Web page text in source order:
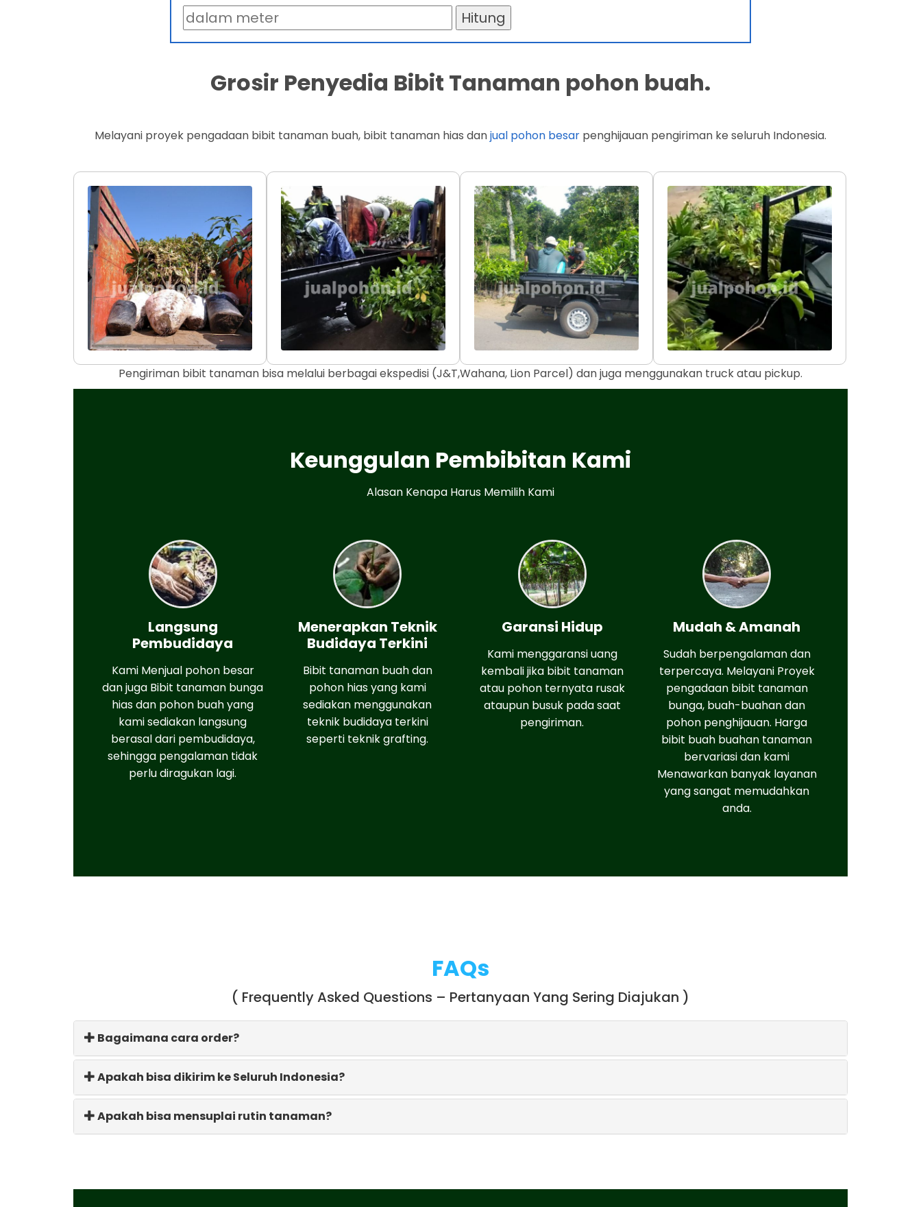
Hitung
Grosir Penyedia Bibit Tanaman pohon buah.
Melayani proyek pengadaan bibit tanaman buah, bibit tanaman hias danjual pohon besar penghijauan pengiriman ke seluruh Indonesia.
Pengiriman bibit tanaman bisa melalui berbagai ekspedisi (J&T,Wahana, Lion Parcel) dan juga menggunakan truck atau pickup.
Keunggulan Pembibitan Kami
Alasan Kenapa Harus Memilih Kami
Langsung
Pembudidaya
Kami Menjual pohon besar
dan juga Bibit tanaman bunga
hias dan pohon buah yang
kami sediakan langsung
berasal dari pembudidaya,
sehingga pengalaman tidak
perlu diragukan lagi.
Menerapkan Teknik
Budidaya Terkini
Bibit tanaman buah dan
pohon hias yang kami
sediakan menggunakan
teknik budidaya terkini
seperti teknik grafting.
Garansi Hidup
Kami menggaransi uang
kembali jika bibit tanaman
atau pohon ternyata rusak
ataupun busuk pada saat
pengiriman.
Mudah & Amanah
Sudah berpengalaman dan
terpercaya. Melayani Proyek
pengadaan bibit tanaman
bunga, buah-buahan dan
pohon penghijauan. Harga
bibit buah buahan tanaman
bervariasi dan kami
Menawarkan banyak layanan
yang sangat memudahkan
anda.
FAQs
( Frequently Asked Questions – Pertanyaan Yang Sering Diajukan )
Bagaimana cara order?
Apakah bisa dikirim ke Seluruh Indonesia?
Apakah bisa mensuplai rutin tanaman?